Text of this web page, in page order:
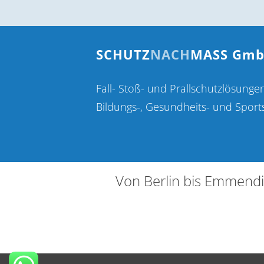
SCHUTZNACHMASS
Fall- Stoß- und
Bildungs-, Gesundheits- und
Von Berlin bis